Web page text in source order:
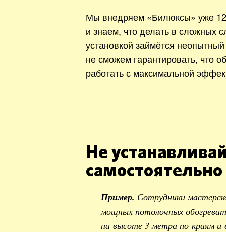
Мы внедряем «Билюксы» уже
и знаем, что делать в сложных
установкой займётся
не сможем гарантировать, что
работать с максимальной
Не
самостоятельно
Пример. Сотрудники
мощных потолочных
на высоте 3 метра по краям и